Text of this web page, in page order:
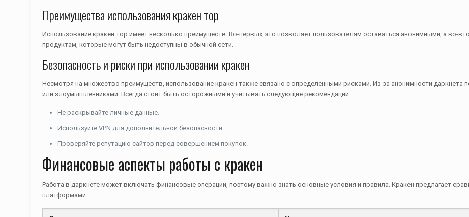
Преимущества использования кракен тор
Использование кракен тор имеет несколько преимуществ. Во-первых, это позволяет пользователям оставаться анонимными, а во-
продуктам, которые могут быть недоступны в обычной сети.
Безопасность и риски при использовании кракен
Несмотря на множество преимуществ, использование кракен также связано с определенными рисками. Из-за анонимности даркнета
или злоумышленниками. Всегда стоит быть осторожными и учитывать следующие рекомендации:
Не раскрывайте личные данные.
Используйте VPN для дополнительной безопасности.
Проверяйте репутацию сайтов перед совершением покупок.
Финансовые аспекты работы с кракен
Работа в даркнете может включать финансовые операции, поэтому важно знать основные условия и правила. Кракен предлагает
платформами.